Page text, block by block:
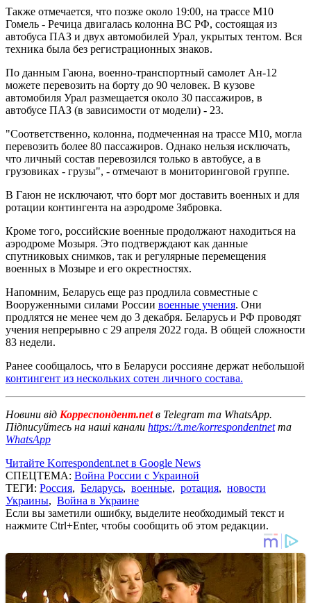
Также отмечается, что позже около 19:00, на трассе М10
Гомель - Речица двигалась колонна ВС РФ, состоящая из
автобуса ПАЗ и двух автомобилей Урал, укрытых тентом. Вся
техника была без регистрационных знаков.
По данным Гаюна, военно-транспортный самолет Ан-12
можете перевозить на борту до 90 человек. В кузове
автомобиля Урал размещается около 30 пассажиров, в
автобусе ПАЗ (в зависимости от модели) - 23.
"Соответственно, колонна, подмеченная на трассе М10, могла
перевозить более 80 пассажиров. Однако нельзя исключать,
что личный состав перевозился только в автобусе, а в
грузовиках - грузы", - отмечают в мониторинговой группе.
В Гаюн не исключают, что борт мог доставить военных и для
ротации контингента на аэродроме Зябровка.
Кроме того, российские военные продолжают находиться на
аэродроме Мозыря. Это подтверждают как данные
спутниковых снимков, так и регулярные перемещения
военных в Мозыре и его окрестностях.
Напомним, Беларусь еще раз продлила совместные с
Вооруженными силами России военные учения. Они
продлятся не менее чем до 3 декабря. Беларусь и РФ проводят
учения непрерывно с 29 апреля 2022 года. В общей сложности
83 недели.
Ранее сообщалось, что в Беларуси россияне держат небольшой
контингент из нескольких сотен личного состава.
Новини від Корреспондент.netв Telegram та WhatsApp.
Підписуйтесь на наші канали https://t.me/korrespondentnetта
WhatsApp
Читайте Korrespondent.net в Google News
СПЕЦТЕМА: Война России с Украиной
ТЕГИ: Россия, Беларусь, военные, ротация, новости
Украины, Война в Украине
Если вы заметили ошибку, выделите необходимый текст и
нажмите Ctrl+Enter, чтобы сообщить об этом редакции.